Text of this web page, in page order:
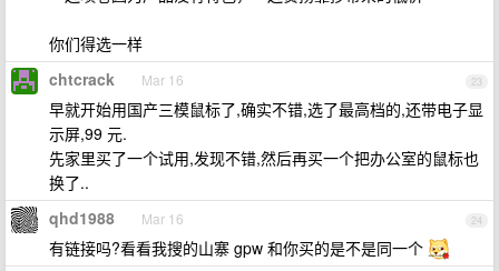
你们得选一样
23
chtcrack Mar 16
早就开始用国产三模鼠标了,确实不错,选了最高档的,还带电子显
示屏,99 元.
先家里买了一个试用,发现不错,然后再买一个把办公室的鼠标也
换了..
24
qhd1988 Mar 16
有链接吗?看看我搜的山寨 gpw 和你买的是不是同一个